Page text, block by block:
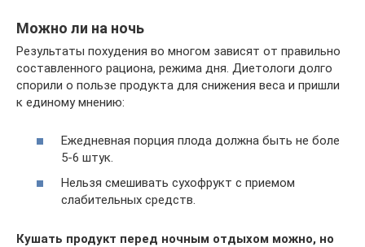
Можно ли на ночь
Результаты похудения во многом зависят от правильно
составленного рациона, режима дня. Диетологи долго
спорили о пользе продукта для снижения веса и пришли
к единому мнению:
Ежедневная порция плода должна быть не боле
5-6 штук.
Нельзя смешивать сухофрукт с приемом
слабительных средств.
Кушать продукт перед ночным отдыхом можно, но